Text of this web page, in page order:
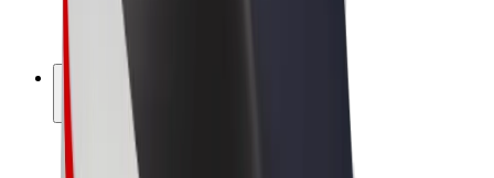
จักรยานไฟฟ้า
Bolt Plus
สร้างรายได้กับ Bolt
คนขับ